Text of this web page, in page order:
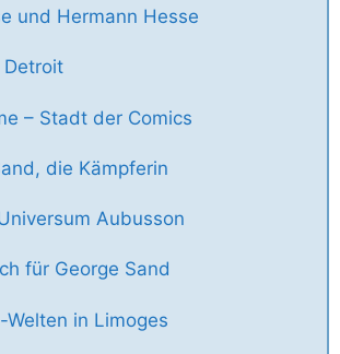
und Hermann Hesse
Detroit
– Stadt der Comics
die Kämpferin
Aubusson
für George Sand
Welten in Limoges